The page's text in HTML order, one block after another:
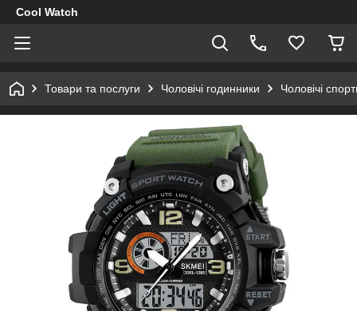
Cool Watch
Товари та послуги Чоловічі годинники Чоловічі